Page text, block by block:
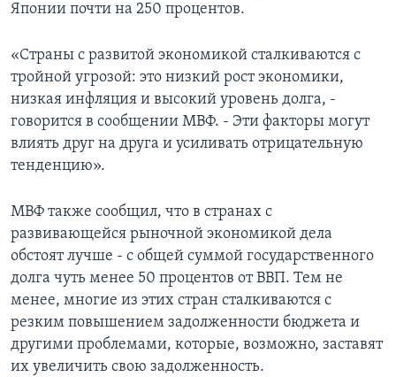
Японии почти на 250 процентов.
«Страны с развитой экономикой сталкиваются с
тройной угрозой: это низкий рост экономики,
низкая инфляция и высокий уровень долга, -
говорится в сообщении МВФ. - Эти факторы могут
влиять друг на друга и усиливать отрицательную
тенденцию».
МВФ также сообщил, что в странах с
развивающейся рыночной экономикой дела
обстоят лучше - с общей суммой государственного
долга чуть менее 50 процентов от ВВП. Тем не
менее, многие из этих стран сталкиваются с
резким повышением задолженности бюджета и
другими проблемами, которые, возможно, заставят
их увеличить свою задолженность.